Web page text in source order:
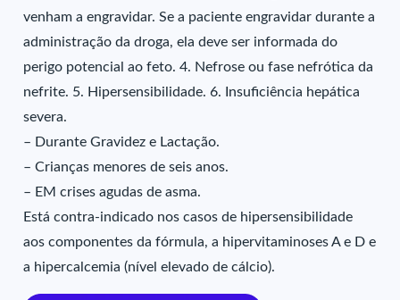
venham a engravidar. Se a paciente engravidar durante a
administração da droga, ela deve ser informada do
perigo potencial ao feto. 4. Nefrose ou fase nefrótica da
nefrite. 5. Hipersensibilidade. 6. Insuficiência hepática
severa.
– Durante Gravidez e Lactação.
– Crianças menores de seis anos.
– EM crises agudas de asma.
Está contra-indicado nos casos de hipersensibilidade
aos componentes da fórmula, a hipervitaminoses A e D e
a hipercalcemia (nível elevado de cálcio).